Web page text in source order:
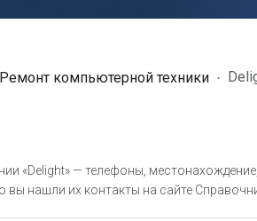
Ремонт компьютерной техники
«Delight» — телефоны,
вы нашли их контакты на сайте